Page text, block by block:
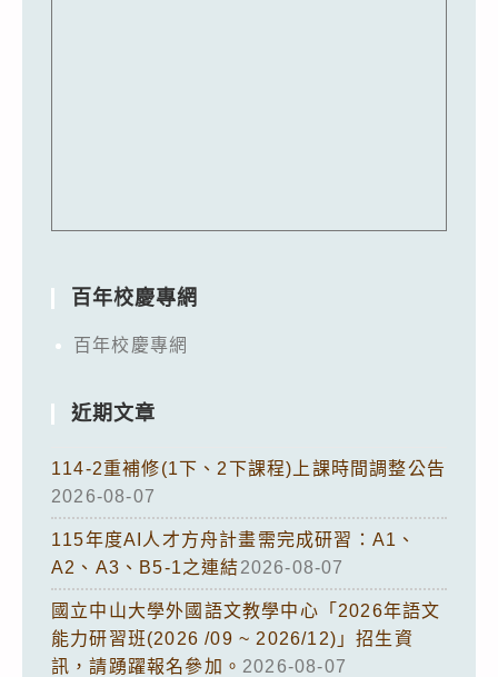
百年校慶專網
百年校慶專網
近期文章
114-2重補修(1下、2下課程)上課時間調整公告
2026-08-07
115年度AI人才方舟計畫需完成研習：A1、
A2、A3、B5-1之連結2026-08-07
國立中山大學外國語文教學中心「2026年語文
能力研習班(2026 /09 ~ 2026/12)」招生資
訊，請踴躍報名參加。 2026-08-07